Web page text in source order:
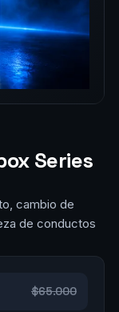
Series
cambio de
de conductos
$65.000